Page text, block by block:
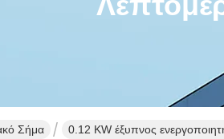
Σήμα 0.12 KW έξυπνος